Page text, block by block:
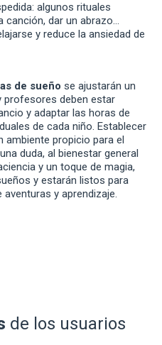
algunos rituales
canción, dar un abrazo…
y reduce la ansiedad de
de sueño se ajustarán un
profesores deben estar
y adaptar las horas de
de cada niño. Establecer
ambiente propicio para el
duda, al bienestar general
y un toque de magia,
y estarán listos para
y aprendizaje.
de los usuarios